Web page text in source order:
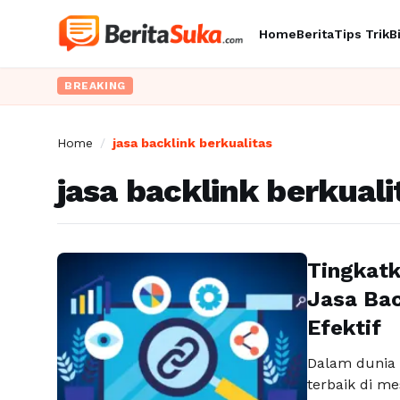
HomeBeritaTips Trik
BREAKING
Home / jasa backlink berkualitas
jasa backlink
Jasa
Efektif
Dalam
terbaik di